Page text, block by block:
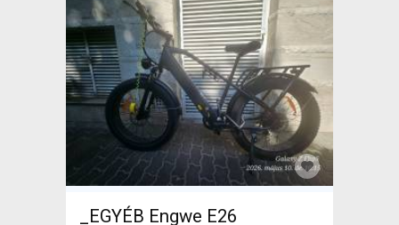
_EGYÉB Engwe E26